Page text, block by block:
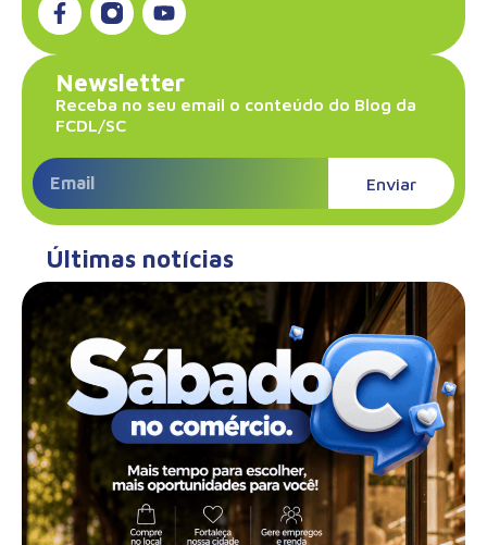
Newsletter
Receba no seu email o conteúdo do Blog da
FCDL/SC
Enviar
Últimas notícias